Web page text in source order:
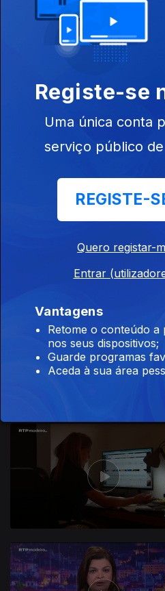
945530
Registe-se
Uma única conta
serviço público
REGISTE-
Quero registar-
Entrar
Vantagens
Retome o conteúdo
nos seus dispositivos;
Guarde programas
Aceda à sua área